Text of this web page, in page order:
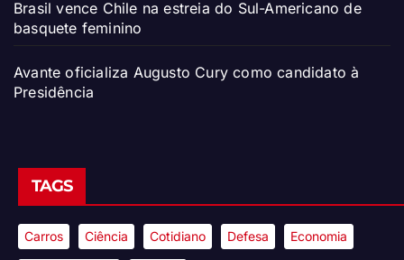
Brasil vence Chile na estreia do Sul-Americano de
basquete feminino
Avante oficializa Augusto Cury como candidato à
Presidência
TAGS
Carros Ciência Cotidiano Defesa Economia